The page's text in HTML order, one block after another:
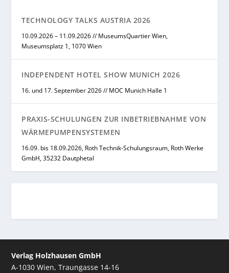
TECHNOLOGY TALKS AUSTRIA 2026
10.09.2026 – 11.09.2026 // MuseumsQuartier Wien,
Museumsplatz 1, 1070 Wien
INDEPENDENT HOTEL SHOW MUNICH 2026
16. und 17. September 2026 // MOC Munich Halle 1
PRAXIS-SCHULUNGEN ZUR INBETRIEBNAHME VON
WÄRMEPUMPENSYSTEMEN
16.09. bis 18.09.2026, Roth Technik-Schulungsraum, Roth Werke
GmbH, 35232 Dautphetal
Verlag Holzhausen GmbH
A-1030 Wien, Traungasse 14-16